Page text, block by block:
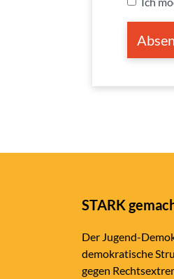
STARK
Der Jugend-
demokratische
gegen